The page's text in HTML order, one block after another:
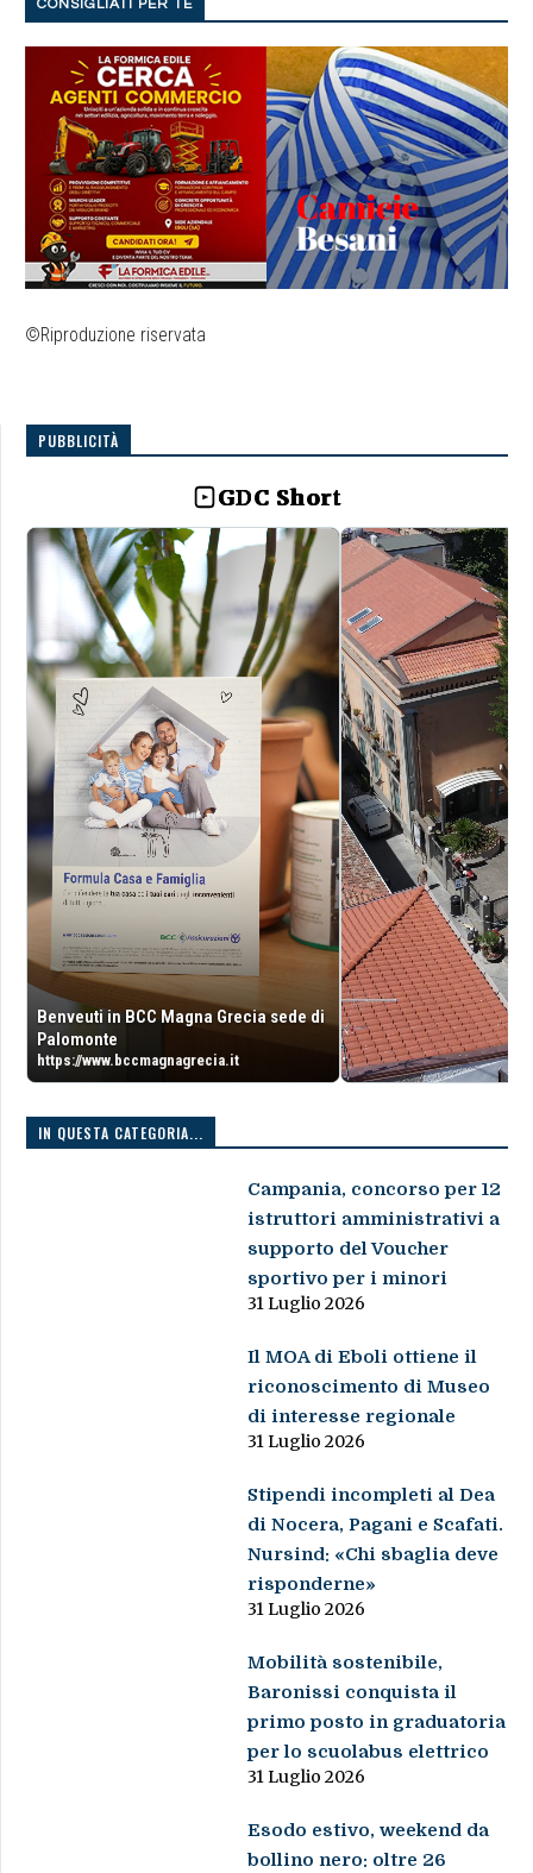
CONSIGLIATI PER TE
©Riproduzione riservata
PUBBLICITÀ
GDC Short
Benveuti in BCC Magna Grecia sede di
Palomonte
https://www.bccmagnagrecia.it
IN QUESTA CATEGORIA...
Campania, concorso per 12
istruttori amministrativi a
supporto del Voucher
sportivo per i minori
31 Luglio 2026
Il MOA di Eboli ottiene il
riconoscimento di Museo
di interesse regionale
31 Luglio 2026
Stipendi incompleti al Dea
di Nocera, Pagani e Scafati.
Nursind: «Chi sbaglia deve
risponderne»
31 Luglio 2026
Mobilità sostenibile,
Baronissi conquista il
primo posto in graduatoria
per lo scuolabus elettrico
31 Luglio 2026
Esodo estivo, weekend da
bollino nero: oltre 26